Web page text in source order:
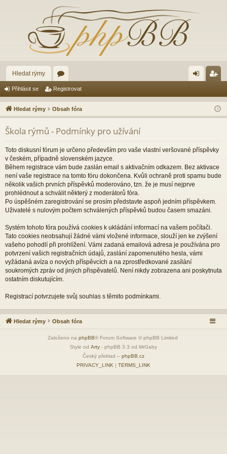
Hledat rýmy
ór
a lá
sit
ist
ro
t
Přihlásit se Registrovat
Hledat rýmy Obsah fóra
Škola rýmů - Podmínky pro užívání
Toto diskusní fórum je určeno především pro vaše vlastní veršované příspěvky
v českém, případně slovenském jazyce.
Během registrace vám bude zaslán email s aktivačním odkazem. Bez aktivace
není vaše registrace na tomto fóru dokončena. Kvůli ochraně proti spamu bude
několik vašich prvních příspěvků moderováno, tzn. že je musí nejprve
prohlédnout a schválit některý z moderátorů fóra.
Po úspěšném zaregistrování se prosím představte aspoň jedním příspěvkem.
Uživatelé s nulovým počtem schválených příspěvků budou časem smazáni.
Systém tohoto fóra používá cookies k ukládání informací na vašem počítači.
Tato cookies neobsahují žádné vámi vložené informace, slouží jen ke zvýšení
vašeho pohodlí při prohlížení. Vámi zadaná emailová adresa je používána pro
potvrzení vašich registračních údajů, zaslání zapomenutého hesla, vámi
vyžádaná avíza o nových příspěvcích a na zprostředkované zasílání
soukromých zpráv od jiných přispěvatelů. Není nikdy zobrazena ani poskytnuta
ostatním diskutujícím.
Registrací potvrzujete svůj souhlas s těmito podmínkami.
Hledat rýmy Obsah fóra
Založeno na phpBB® Forum Software © phpBB Limited
Style od Arty - phpBB 3.3 od MrGaby
Český překlad – phpBB.cz
PRIVACY_LINK | TERMS_LINK